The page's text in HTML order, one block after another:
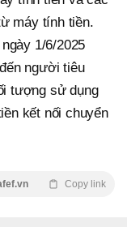
máy tính tiền.
1/6/2025
người tiêu
tượng sử dụng
kết nối chuyển
Copy link